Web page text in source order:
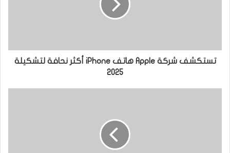
تستكشف شركة Apple هاتف iPhone أكثر نحافة لتشكيلة
2025